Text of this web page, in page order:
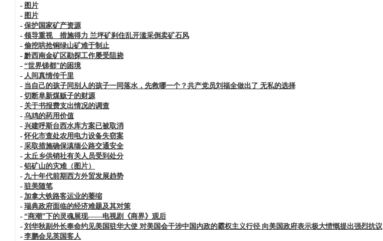
- 图片
- 图片
- 保护国家矿产资源
- 领导重视 措施得力 兰坪矿刹住乱开滥采倒卖矿石风
- 偷挖哄抢铜绿山矿难于制止
- 黔西南金矿区勘探工作屡受阻挠
- “世界锑都”的困境
- 人间真情传千里
- 当自己的孩子同别人的孩子一同落水，先救哪一个？共产党员刘福全做出了 无私的选择
- 切断阜新煤贩子的财源
- 关于书报费支出情况的调查
- 乌鸡的药用价值
- 兴建呼斯台西水库方案已被取消
-怀化市查处农用电力设备失窃案
- 采取措施确保滇缅公路交通安全
- 太丘乡供销社有关人员受到处分
- 铝矿山的灾难（图片）
- 九十年代前期西方外贸发展趋势
- 驻美随笔
- 加拿大铁路客运业的萎缩
- 瑞典政府面临的经济难题及其对策
- “商潮”下的灵魂展现——电视剧《商界》观后
- 刘华秋副外长奉命约见美国驻华大使 对美国会干涉中国内政的霸权主义行径 向美国政府表示极大愤慨提出强烈抗议
- 李鹏会见英国客人